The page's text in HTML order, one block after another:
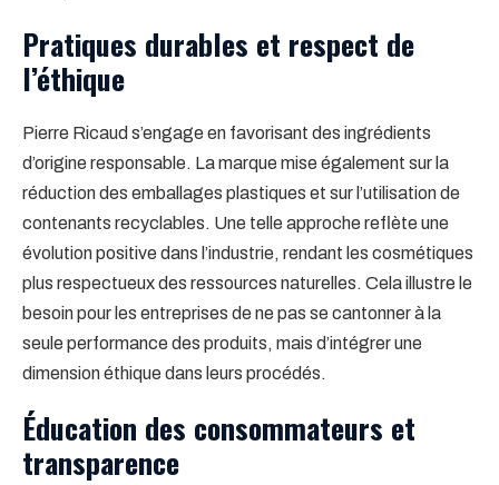
Pratiques durables et respect de
l’éthique
Pierre Ricaud s’engage en favorisant des ingrédients
d’origine responsable. La marque mise également sur la
réduction des emballages plastiques et sur l’utilisation de
contenants recyclables. Une telle approche reflète une
évolution positive dans l’industrie, rendant les cosmétiques
plus respectueux des ressources naturelles. Cela illustre le
besoin pour les entreprises de ne pas se cantonner à la
seule performance des produits, mais d’intégrer une
dimension éthique dans leurs procédés.
Éducation des consommateurs et
transparence